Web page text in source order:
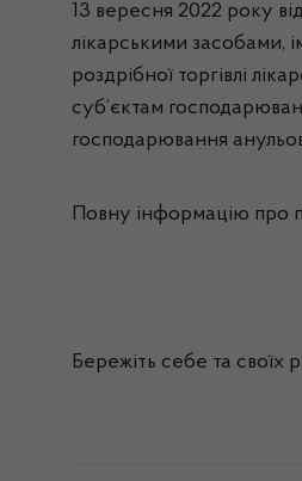
13 вересня 2022 року
лікарськими засобами,
роздрібної торгівлі
суб’єктам
господарювання
Повну інформацію про
Бережіть себе та своїх